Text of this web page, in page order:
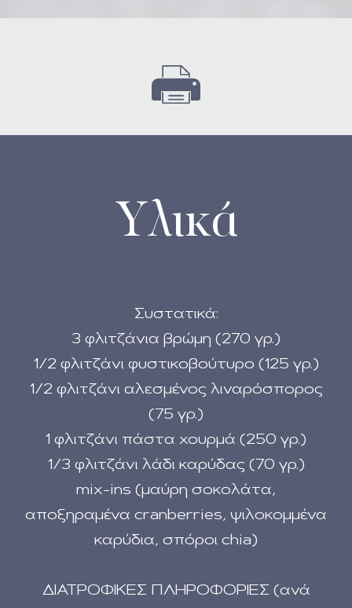
Υλικά
Συστατικά:
3 φλιτζάνια βρώμη (270 γρ.)
1/2 φλιτζάνι φυστικοβούτυρο (125 γρ.)
1/2 φλιτζάνι αλεσμένος λιναρόσπορος
(75 γρ.)
1 φλιτζάνι πάστα χουρμά (250 γρ.)
1/3 φλιτζάνι λάδι καρύδας (70 γρ.)
mix-ins (μαύρη σοκολάτα,
αποξηραμένα cranberries, ψιλοκομμένα
καρύδια, σπόροι chia)
ΔΙΑΤΡΟΦΙΚΕΣ ΠΛΗΡΟΦΟΡΙΕΣ (ανά